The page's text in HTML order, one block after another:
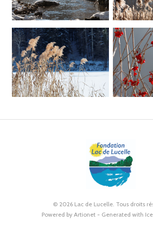
© 2026 Lac de Lucelle. Tous droits
Powered by Artionet- Generated with